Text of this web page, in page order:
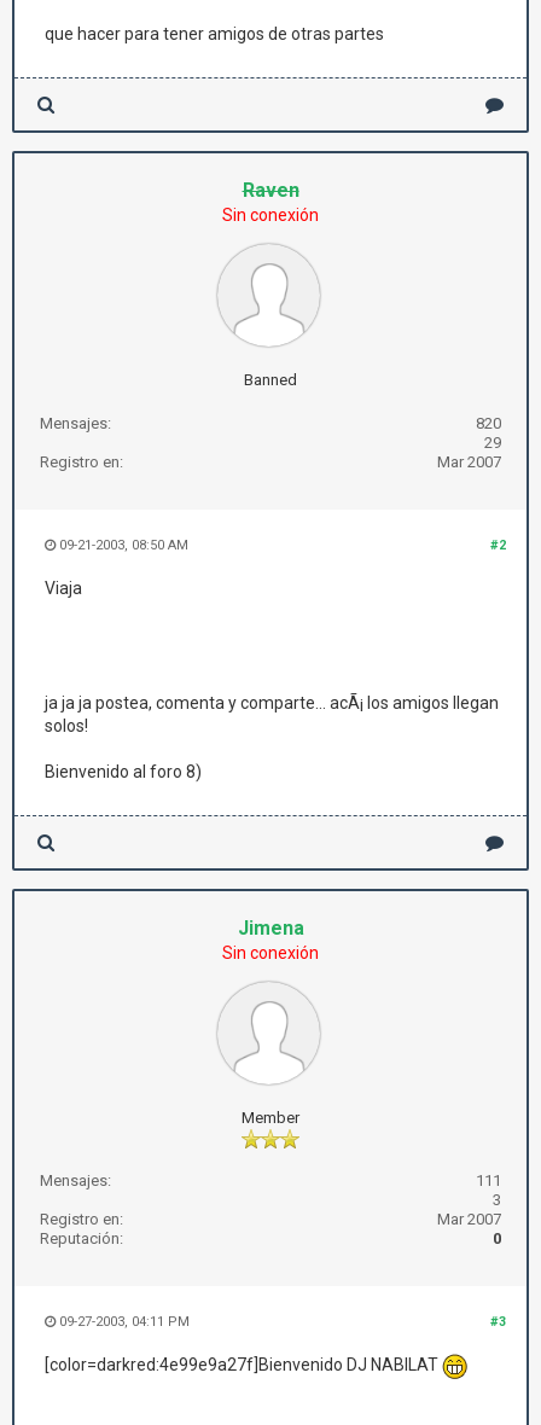
que hacer para tener amigos de otras partes
Raven
Sin conexión
Banned
Mensajes:
820
29
Registro en:
Mar 2007
#2
09-21-2003, 08:50 AM
Viaja
ja ja ja postea, comenta y comparte... acÃ¡ los amigos llegan
solos!
Bienvenido al foro 8)
Jimena
Sin conexión
Member
Mensajes:
111
3
Registro en:
Mar 2007
Reputación:
0
#3
09-27-2003, 04:11 PM
[color=darkred:4e99e9a27f]Bienvenido DJ NABILAT